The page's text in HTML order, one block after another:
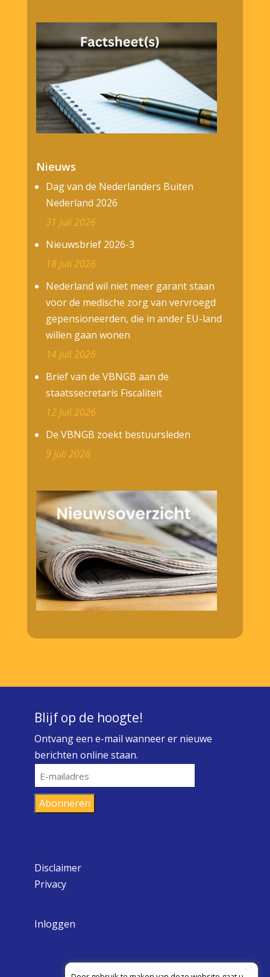
Nieuws
Dag van de Nederlanders Buiten
Nederland 2026
31 juli 2026
Nieuwsbrief 2026-3
18 juli 2026
Nederland wil niet meer garant staan
voor de medische zorg van vervroegd
gepensioneerden, die in ander EU-land
willen gaan wonen
14 juli 2026
Brief van de VBNGB aan de
staatssecretaris Fiscaliteit
12 juli 2026
De VBNGB zoekt bestuursleden
9 juli 2026
Blijf op de hoogte!
Ontvang een e-mail wanneer er nieuwe
berichten online staan.
E-
mailadres
Abonneren
Disclaimer
Privacy
Inloggen